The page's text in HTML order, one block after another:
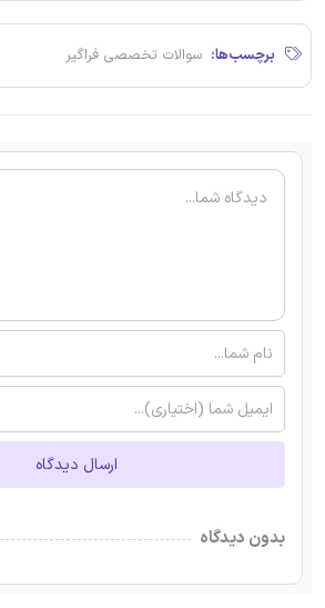
برچسب‌ها: سوالات تخصصی فراگیر
ارسال دیدگاه
بدون دیدگاه